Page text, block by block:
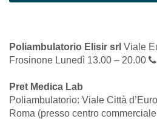
Poliambulatorio Elisir srl Viale
Frosinone Lunedì 13.00 – 20.00
Pret Medica Lab
Poliambulatorio: Viale Città
Roma (presso centro